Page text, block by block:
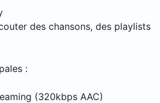
des chansons, des playlists
:
(320kbps AAC)